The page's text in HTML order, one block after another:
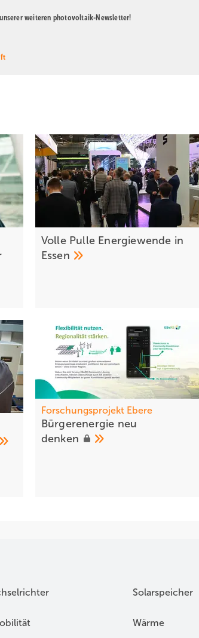
weiteren photovoltaik-Newsletter!
Volle Pulle Energiewende in
Essen
Forschungsprojekt Ebere
Bürgerene rgie neu
denken
Solarspeicher
Wärme